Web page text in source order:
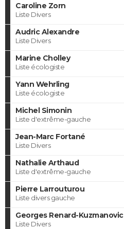
Caroline Zorn
Liste Divers
Audric Alexandre
Liste Divers
Marine Cholley
Liste écologiste
Yann Wehrling
Liste écologiste
Michel Simonin
Liste d'extrême-gauche
Jean-Marc Fortané
Liste Divers
Nathalie Arthaud
Liste d'extrême-gauche
Pierre Larrouturou
Liste divers gauche
Georges Renard-Kuzmanovic
Liste Divers